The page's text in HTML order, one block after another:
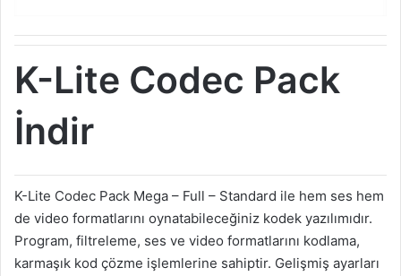
K-Lite Codec Pack
İndir
K-Lite Codec Pack Mega – Full – Standard ile hem ses hem
de video formatlarını oynatabileceğiniz kodek yazılımıdır.
Program, filtreleme, ses ve video formatlarını kodlama,
karmaşık kod çözme işlemlerine sahiptir. Gelişmiş ayarları